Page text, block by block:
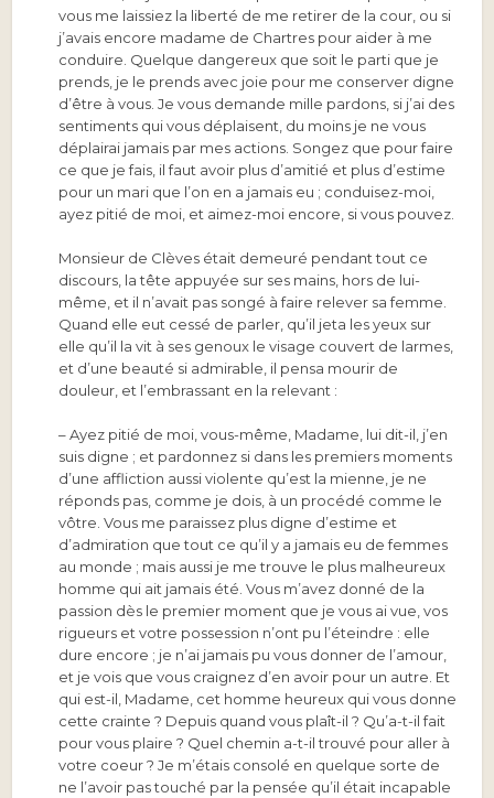
vous me laissiez la liberté de me retirer de la cour, ou si
j’avais encore madame de Chartres pour aider à me
conduire. Quelque dangereux que soit le parti que je
prends, je le prends avec joie pour me conserver digne
d’être à vous. Je vous demande mille pardons, si j’ai des
sentiments qui vous déplaisent, du moins je ne vous
déplairai jamais par mes actions. Songez que pour faire
ce que je fais, il faut avoir plus d’amitié et plus d’estime
pour un mari que l’on en a jamais eu ; conduisez-moi,
ayez pitié de moi, et aimez-moi encore, si vous pouvez.
Monsieur de Clèves était demeuré pendant tout ce
discours, la tête appuyée sur ses mains, hors de lui-
même, et il n’avait pas songé à faire relever sa femme.
Quand elle eut cessé de parler, qu’il jeta les yeux sur
elle qu’il la vit à ses genoux le visage couvert de larmes,
et d’une beauté si admirable, il pensa mourir de
douleur, et l’embrassant en la relevant :
– Ayez pitié de moi, vous-même, Madame, lui dit-il, j’en
suis digne ; et pardonnez si dans les premiers moments
d’une affliction aussi violente qu’est la mienne, je ne
réponds pas, comme je dois, à un procédé comme le
vôtre. Vous me paraissez plus digne d’estime et
d’admiration que tout ce qu’il y a jamais eu de femmes
au monde ; mais aussi je me trouve le plus malheureux
homme qui ait jamais été. Vous m’avez donné de la
passion dès le premier moment que je vous ai vue, vos
rigueurs et votre possession n’ont pu l’éteindre : elle
dure encore ; je n’ai jamais pu vous donner de l’amour,
et je vois que vous craignez d’en avoir pour un autre. Et
qui est-il, Madame, cet homme heureux qui vous donne
cette crainte ? Depuis quand vous plaît-il ? Qu’a-t-il fait
pour vous plaire ? Quel chemin a-t-il trouvé pour aller à
votre coeur ? Je m’étais consolé en quelque sorte de
ne l’avoir pas touché par la pensée qu’il était incapable